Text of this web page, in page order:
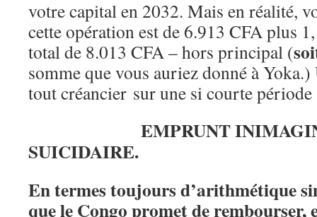
votre capital en 2032. Mais en réalité,
cette opération est de 6.913 CFA plus
total de 8.013 CFA – hors principal (
somme que vous auriez donné à
tout créancier sur une si courte
EMPRUNT
SUICIDAIRE.
En termes toujours d’arithmétique
que le Congo promet de rembourser,